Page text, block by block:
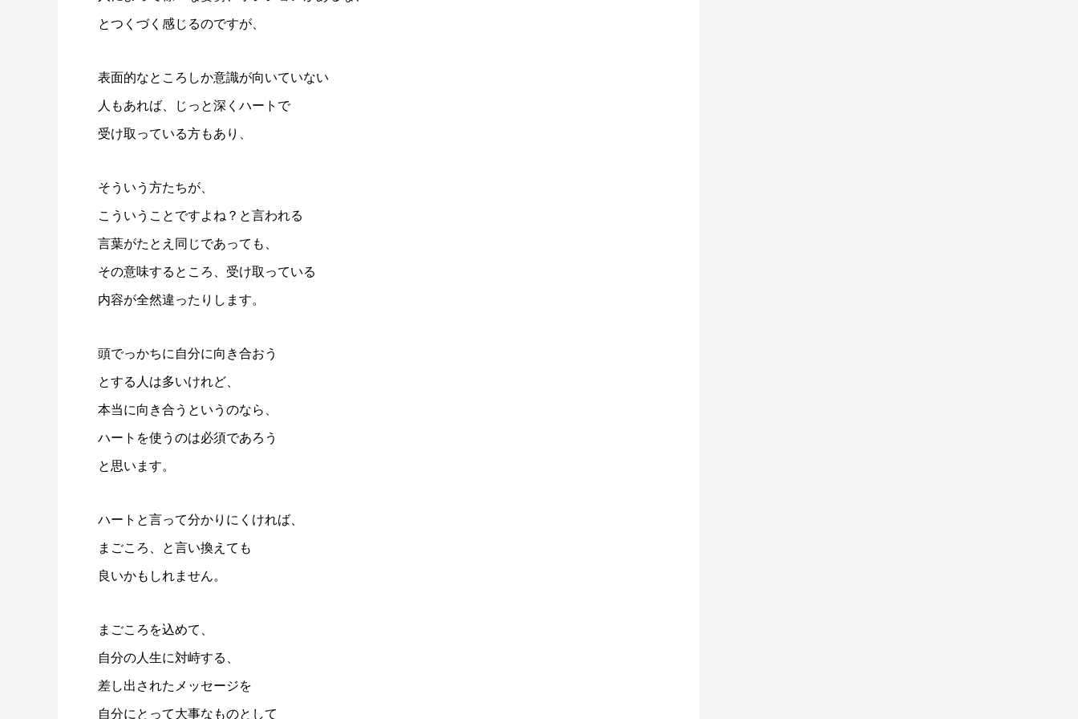
とつくづく感じるのですが、
表面的なところしか意識が向いていない
人もあれば、じっと深くハートで
受け取っている方もあり、
そういう方たちが、
こういうことですよね？と言われる
言葉がたとえ同じであっても、
その意味するところ、受け取っている
内容が全然違ったりします。
頭でっかちに自分に向き合おう
とする人は多いけれど、
本当に向き合うというのなら、
ハートを使うのは必須であろう
と思います。
ハートと言って分かりにくければ、
まごころ、と言い換えても
良いかもしれません。
まごころを込めて、
自分の人生に対峙する、
差し出されたメッセージを
自分にとって大事なものとして